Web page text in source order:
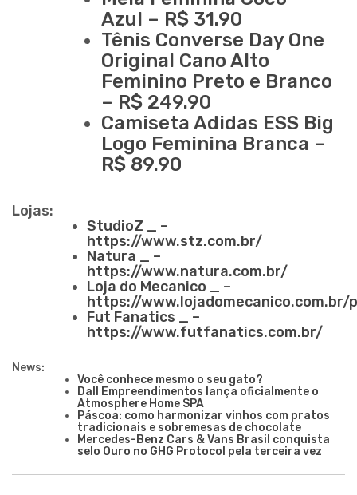
Azul – R$ 31.90
Tênis Converse Day One
Original Cano Alto
Feminino Preto e Branco
– R$ 249.90
Camiseta Adidas ESS Big
Logo Feminina Branca –
R$ 89.90
Lojas:
StudioZ _ –
https://www.stz.com.br/
Natura _ –
https://www.natura.com.br/
Loja do Mecanico _ –
https://www.lojadomecanico.com.br/
Fut Fanatics _ –
https://www.futfanatics.com.br/
News:
Você conhece mesmo o seu gato?
Dall Empreendimentos lança oficialmente o
Atmosphere Home SPA
Páscoa: como harmonizar vinhos com pratos
tradicionais e sobremesas de chocolate
Mercedes-Benz Cars & Vans Brasil conquista
selo Ouro no GHG Protocol pela terceira vez